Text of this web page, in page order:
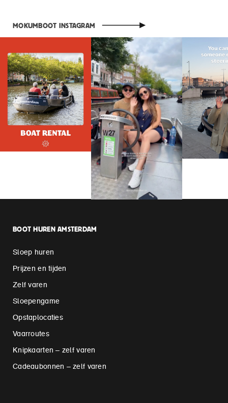
website
Meer informatie over Bootverhuur Amsterdam Centrum
MOKUMBOOT INSTAGRAM
BOOT HUREN AMSTERDAM
Sloep huren
Prijzen en tijden
Zelf varen
Sloepengame
Opstaplocaties
Vaarroutes
Knipkaarten – zelf varen
Cadeaubonnen – zelf varen